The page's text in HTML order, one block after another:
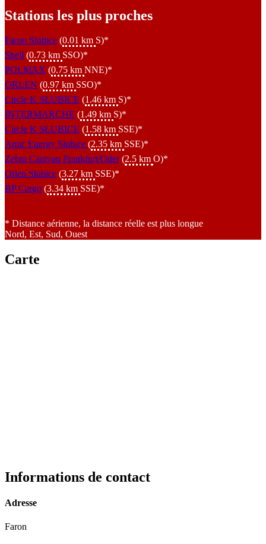
Stations les plus proches
Faron Slubice (0.01 km S)*
Shell (0.73 km SSO)*
POLMAX (0.75 km NNE)*
ORLEN (0.97 km SSO)*
Circle K SŁUBICE (1.46 km S)*
INTERMARCHE (1.49 km S)*
Circle K SŁUBICE (1.58 km SSE)*
Amic Energy Słubice (2.35 km SSE)*
Zebra Caravan Frankfurt/Oder(2.5 km O)*
Orlen Słubice (3.27 km SSE)*
BP Cargo (3.34 km SSE)*
* Distance aérienne, la distance réelle est plus longue
Nord, Est, Sud, Ouest
Carte
Informations de contact
Adresse
Faron